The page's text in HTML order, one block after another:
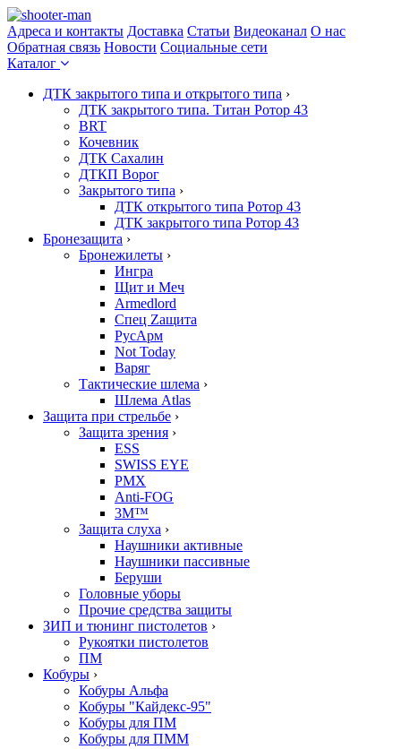
Адреса и контакты Доставка Статьи Видеоканал О нас
Обратная связь Новости Социальные сети
Каталог
ДТК закрытого типа и открытого типа ›
ДТК закрытого типа. Титан Ротор 43
BRT
Кочевник
ДТК Сахалин
ДТКП Ворог
Закрытого типа ›
ДТК открытого типа Ротор 43
ДТК закрытого типа Ротор 43
Бронезащита ›
Бронежилеты ›
Ингра
Щит и Меч
Armedlord
Спец Zащита
РусАрм
Not Today
Варяг
Тактические шлема ›
Шлема Atlas
Защита при стрельбе ›
Защита зрения ›
ESS
SWISS EYE
PMX
Anti-FOG
3M™
Защита слуха ›
Наушники активные
Наушники пассивные
Беруши
Головные уборы
Прочие средства защиты
ЗИП и тюнинг пистолетов ›
Рукоятки пистолетов
ПМ
Кобуры ›
Кобуры Альфа
Кобуры "Кайдекс-95"
Кобуры для ПМ
Кобуры для ПММ